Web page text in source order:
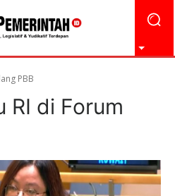
PBB
RI di Forum